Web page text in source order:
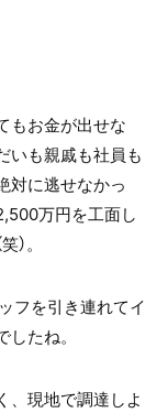
もお金が出せな
いも親戚も社員も
対に逃せなかっ
万円を工面し
。
フを引き連れてイ
たね。
、現地で調達しよ